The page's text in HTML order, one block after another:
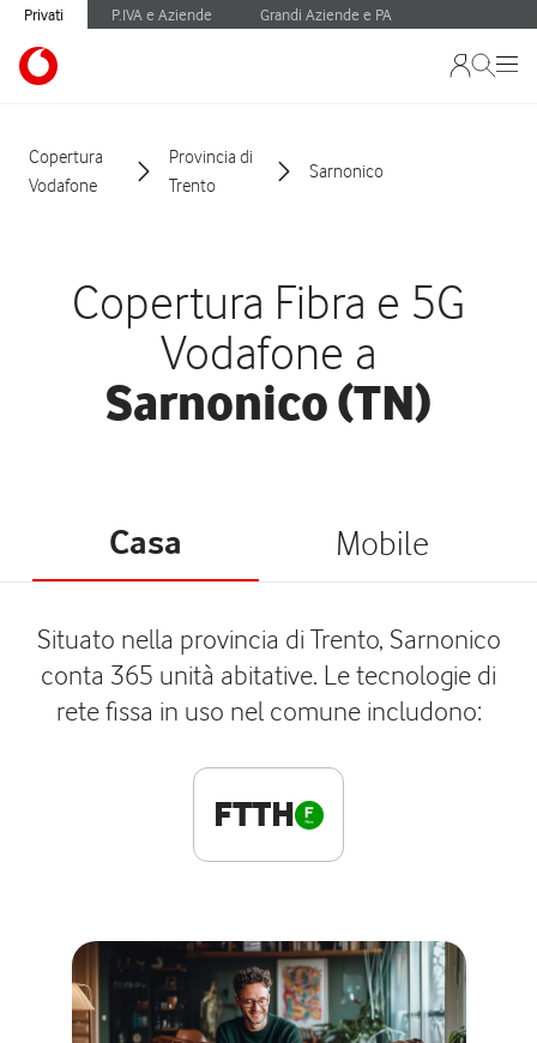
Privati P.IVA e Aziende Grandi Aziende e PA
Copertura
Vodafone
Provincia di
Trento
Sarnonico
Copertura Fibra e 5G
Vodafone a
Sarnonico (TN)
Casa Mobile
Situato nella provincia di Trento, Sarnonico
conta 365 unità abitative. Le tecnologie di
rete fissa in uso nel comune includono:
FTTH